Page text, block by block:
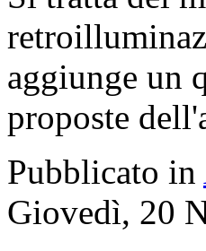
aggiunge un
proposte
Pubblicato in
Giovedì, 20